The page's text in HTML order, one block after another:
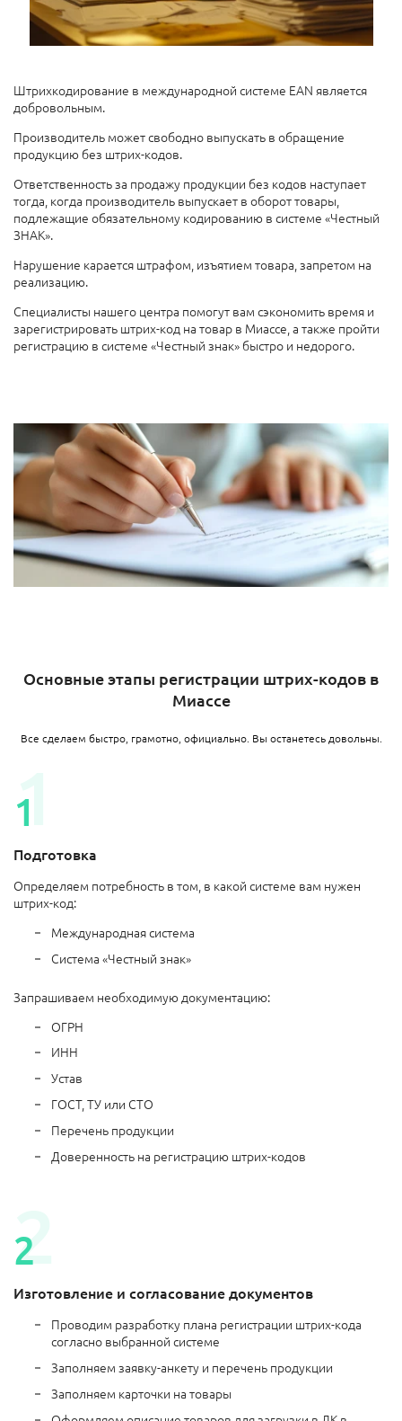
Штрихкодирование в международной системе EAN является
добровольным.
Производитель может свободно выпускать в обращение
продукцию без штрих-кодов.
Ответственность за продажу продукции без кодов наступает
тогда, когда производитель выпускает в оборот товары,
подлежащие обязательному кодированию в системе «Честный
ЗНАК».
Нарушение карается штрафом, изъятием товара, запретом на
реализацию.
Специалисты нашего центра помогут вам сэкономить время и
зарегистрировать штрих-код на товар в Миассе, а также пройти
регистрацию в системе «Честный знак» быстро и недорого.
Основные этапы регистрации штрих-кодов в
Миассе
Все сделаем быстро, грамотно, официально. Вы останетесь довольны.
Подготовка
Определяем потребность в том, в какой системе вам нужен
штрих-код:
Международная система
Система «Честный знак»
Запрашиваем необходимую документацию:
ОГРН
ИНН
Устав
ГОСТ, ТУ или СТО
Перечень продукции
Доверенность на регистрацию штрих-кодов
Изготовление и согласование документов
Проводим разработку плана регистрации штрих-кода
согласно выбранной системе
Заполняем заявку-анкету и перечень продукции
Заполняем карточки на товары